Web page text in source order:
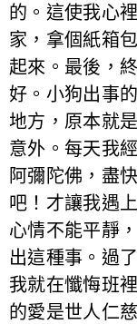
的。這使我心
家，拿個紙箱
起來。最後，
好。小狗出事
地方，原本就
意外。每天我
阿彌陀佛，盡
吧！才讓我遇
心情不能平靜
出這種事。過
我就在懺悔班
的愛是世人仁